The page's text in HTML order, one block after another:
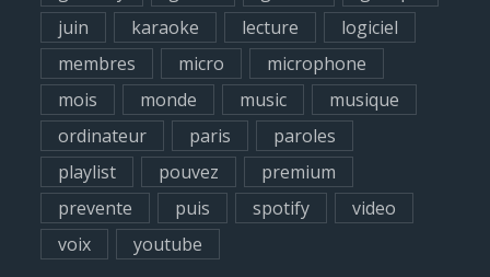
juin
karaoke lecture
logiciel
membres
micro
microphone
mois
monde music
musique
ordinateur
paris
paroles
playlist
pouvez
premium
prevente
puis spotify
video
voix
youtube